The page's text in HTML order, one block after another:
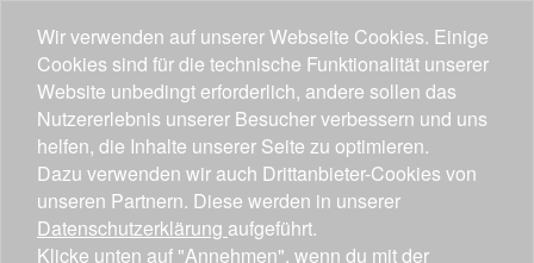
Wir verwenden auf unserer Webseite Cookies. Einige
Cookies sind für die technische Funktionalität unserer
Website unbedingt erforderlich, andere sollen das
Nutzererlebnis unserer Besucher verbessern und uns
helfen, die Inhalte unserer Seite zu optimieren.
Dazu verwenden wir auch Drittanbieter-Cookies von
unseren Partnern. Diese werden in unserer
Datenschutzerklärung aufgeführt.
Klicke unten auf "Annehmen", wenn du mit der